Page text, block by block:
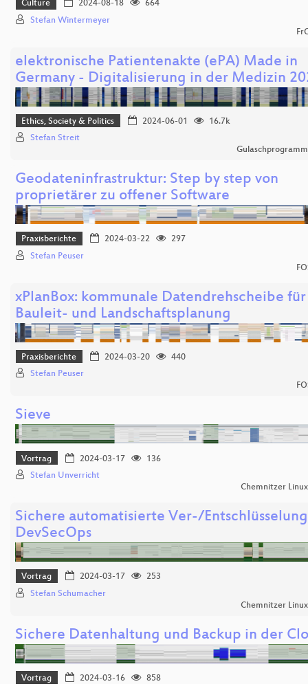
Culture 2024-08-18
664
Stefan Wintermeyer
elektronische Patientenakte (ePA) Made in
Germany - Digitalisierung in der Medizin
Ethics, Society & Politics 2024-06-01
16.7k
Stefan Streit
Geodateninfrastruktur: Step by step von
proprietärer zu offener Software
Praxisberichte 2024-03-22
297
Stefan Peuser
xPlanBox: kommunale Datendrehscheibe
Bauleit- und Landschaftsplanung
Praxisberichte 2024-03-20
440
Stefan Peuser
Sieve
Vortrag 2024-03-17
136
Stefan Unverricht
Chemnitzer
Sichere automatisierte Ver-/
DevSecOps
Vortrag 2024-03-17
253
Stefan Schumacher
Chemnitzer
Sichere Datenhaltung und Backup in der
Vortrag 2024-03-16
858